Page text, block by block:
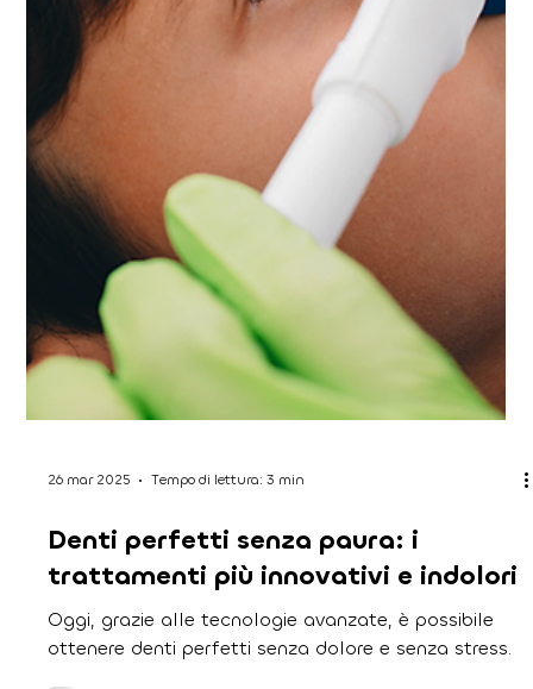
15 apr 2025 Tempo di lettura: 2 min
Ortodonzia invisibile: ne vale la
pena provarla?
In questa guida approfondiremo i vantaggi, gli
svantaggi, i costi e i risultati dell’ortodonzia
trasparente, per aiutarti a capire se è la soluzione
giusta per te.